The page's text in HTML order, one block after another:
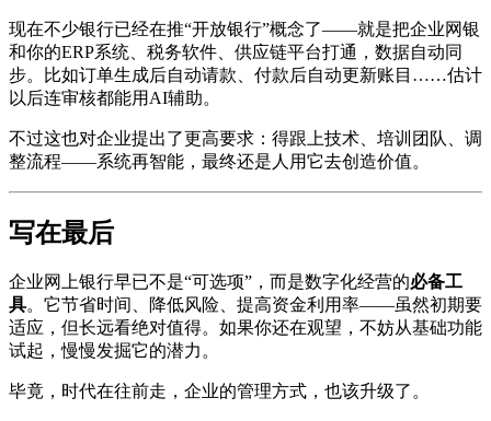
现在不少银行已经在推“开放银行”概念了——就是把企业网银
和你的ERP系统、税务软件、供应链平台打通，数据自动同
步。比如订单生成后自动请款、付款后自动更新账目……估计
以后连审核都能用AI辅助。
不过这也对企业提出了更高要求：得跟上技术、培训团队、调
整流程——系统再智能，最终还是人用它去创造价值。
写在最后
企业网上银行早已不是“可选项”，而是数字化经营的必备工
具。它节省时间、降低风险、提高资金利用率——虽然初期要
适应，但长远看绝对值得。如果你还在观望，不妨从基础功能
试起，慢慢发掘它的潜力。
毕竟，时代在往前走，企业的管理方式，也该升级了。